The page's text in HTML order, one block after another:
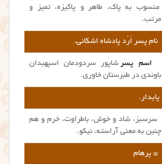
منسوب به پاک، طاهر و پاکیزه، تمیز و
مرتب.
نام پسر اُرُد پادشاه اشکانی.
اسم پسر شاپور سردودمان اسپهبدان
باوندی در طبرستان خاوری.
پایدار.
سرسبز، شاد و خوش، باطراوت، خرم و هم
چنین به معنی آراسته، نیکو.
= پرهام